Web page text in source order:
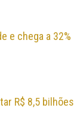
e chega a 32%
R$ 8,5 bilhões